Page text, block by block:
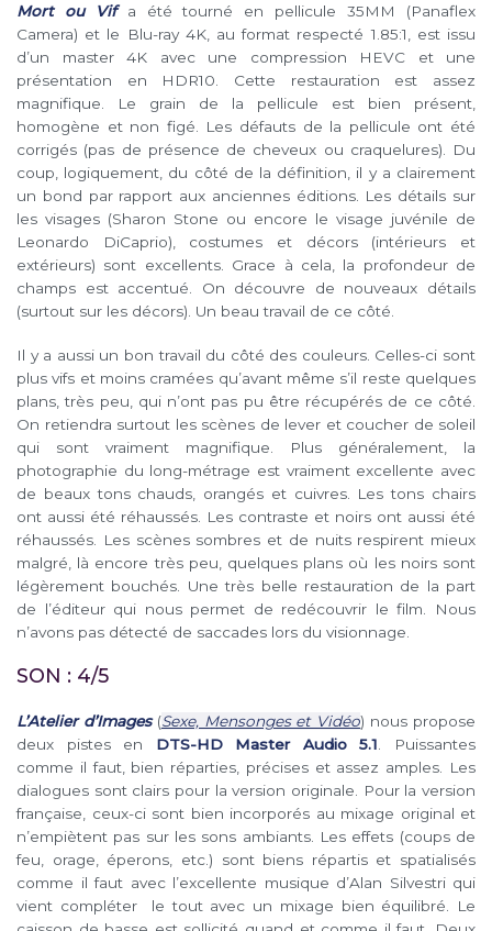
Mort ou Vifa été tourné en pellicule 35MM (Panaflex
Camera) et le Blu-ray 4K, au format respecté 1.85:1, est issu
d’un master 4K avec une compression HEVC et une
présentation en HDR10. Cette restauration est assez
magnifique. Le grain de la pellicule est bien présent,
homogène et non figé. Les défauts de la pellicule ont été
corrigés (pas de présence de cheveux ou craquelures). Du
coup, logiquement, du côté de la définition, il y a clairement
un bond par rapport aux anciennes éditions. Les détails sur
les visages (Sharon Stone ou encore le visage juvénile de
Leonardo DiCaprio), costumes et décors (intérieurs et
extérieurs) sont excellents. Grace à cela, la profondeur de
champs est accentué. On découvre de nouveaux détails
(surtout sur les décors). Un beau travail de ce côté.
Il y a aussi un bon travail du côté des couleurs. Celles-ci sont
plus vifs et moins cramées qu’avant même s’il reste quelques
plans, très peu, qui n’ont pas pu être récupérés de ce côté.
On retiendra surtout les scènes de lever et coucher de soleil
qui sont vraiment magnifique. Plus généralement, la
photographie du long-métrage est vraiment excellente avec
de beaux tons chauds, orangés et cuivres. Les tons chairs
ont aussi été réhaussés. Les contraste et noirs ont aussi été
réhaussés. Les scènes sombres et de nuits respirent mieux
malgré, là encore très peu, quelques plans où les noirs sont
légèrement bouchés. Une très belle restauration de la part
de l’éditeur qui nous permet de redécouvrir le film. Nous
n’avons pas détecté de saccades lors du visionnage.
SON : 4/5
L’Atelier d’Images(Sexe, Mensonges et Vidéo) nous propose
deux pistes en DTS-HD Master Audio 5.1 . Puissantes
comme il faut, bien réparties, précises et assez amples. Les
dialogues sont clairs pour la version originale. Pour la version
française, ceux-ci sont bien incorporés au mixage original et
n’empiètent pas sur les sons ambiants. Les effets (coups de
feu, orage, éperons, etc.) sont biens répartis et spatialisés
comme il faut avec l’excellente musique d’Alan Silvestri qui
vient compléter le tout avec un mixage bien équilibré. Le